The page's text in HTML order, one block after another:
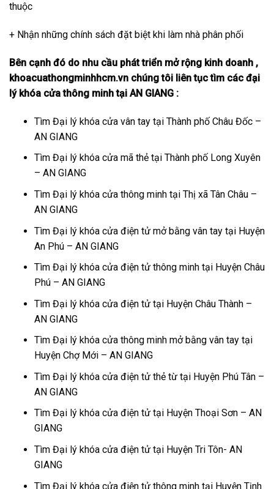
thuộc
+ Nhận những chính sách đặt biệt khi làm nhà phân phối
Bên cạnh đó do nhu cầu phát triển mở rộng kinh doanh ,
khoacuathongminhhcm.vn chúng tôi liên tục tìm các đại
lý khóa cửa thông minh tại AN GIANG :
Tìm Đại lý khóa cửa vân tay tại Thành phố Châu Đốc –
AN GIANG
Tìm Đại lý khóa cửa mã thẻ tại Thành phố Long Xuyên
– AN GIANG
Tìm Đại lý khóa cửa thông minh tại Thị xã Tân Châu –
AN GIANG
Tìm Đại lý khóa cửa điện tử mở bằng vân tay tại Huyện
An Phú – AN GIANG
Tìm Đại lý khóa cửa điện tử thông minh tại Huyện Châu
Phú – AN GIANG
Tìm Đại lý khóa cửa điện tử tại Huyện Châu Thành –
AN GIANG
Tìm Đại lý khóa cửa thông minh mở bằng vân tay tại
Huyện Chợ Mới – AN GIANG
Tìm Đại lý khóa cửa điện tử thẻ từ tại Huyện Phú Tân –
AN GIANG
Tìm Đại lý khóa cửa điện tử tại Huyện Thoại Sơn – AN
GIANG
Tìm Đại lý khóa cửa điện tử tại Huyện Tri Tôn- AN
GIANG
Tìm Đại lý khóa cửa điện tử thông minh tại Huyện Tịnh